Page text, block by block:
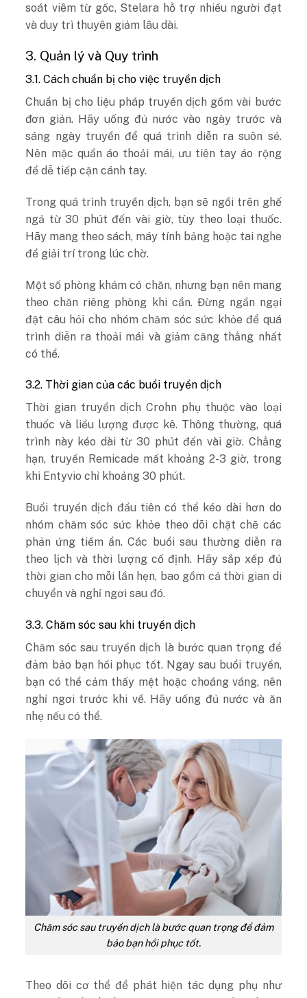
soát viêm từ gốc, Stelara hỗ trợ nhiều người đạt
và duy trì thuyên giảm lâu dài.
3. Quản lý và Quy trình
3.1. Cách chuẩn bị cho việc truyền dịch
Chuẩn bị cho liệu pháp truyền dịch gồm vài bước
đơn giản. Hãy uống đủ nước vào ngày trước và
sáng ngày truyền để quá trình diễn ra suôn sẻ.
Nên mặc quần áo thoải mái, ưu tiên tay áo rộng
để dễ tiếp cận cánh tay.
Trong quá trình truyền dịch, bạn sẽ ngồi trên ghế
ngả từ 30 phút đến vài giờ, tùy theo loại thuốc.
Hãy mang theo sách, máy tính bảng hoặc tai nghe
để giải trí trong lúc chờ.
Một số phòng khám có chăn, nhưng bạn nên mang
theo chăn riêng phòng khi cần. Đừng ngần ngại
đặt câu hỏi cho nhóm chăm sóc sức khỏe để quá
trình diễn ra thoải mái và giảm căng thẳng nhất
có thể.
3.2. Thời gian của các buổi truyền dịch
Thời gian truyền dịch Crohn phụ thuộc vào loại
thuốc và liều lượng được kê. Thông thường, quá
trình này kéo dài từ 30 phút đến vài giờ. Chẳng
hạn, truyền Remicade mất khoảng 2-3 giờ, trong
khi Entyvio chỉ khoảng 30 phút.
Buổi truyền dịch đầu tiên có thể kéo dài hơn do
nhóm chăm sóc sức khỏe theo dõi chặt chẽ các
phản ứng tiềm ẩn. Các buổi sau thường diễn ra
theo lịch và thời lượng cố định. Hãy sắp xếp đủ
thời gian cho mỗi lần hẹn, bao gồm cả thời gian di
chuyển và nghỉ ngơi sau đó.
3.3. Chăm sóc sau khi truyền dịch
Chăm sóc sau truyền dịch là bước quan trọng để
đảm bảo bạn hồi phục tốt. Ngay sau buổi truyền,
bạn có thể cảm thấy mệt hoặc choáng váng, nên
nghỉ ngơi trước khi về. Hãy uống đủ nước và ăn
nhẹ nếu có thể.
Chăm sóc sau truyền dịch là bước quan trọng để đảm
bảo bạn hồi phục tốt.
Theo dõi cơ thể để phát hiện tác dụng phụ như